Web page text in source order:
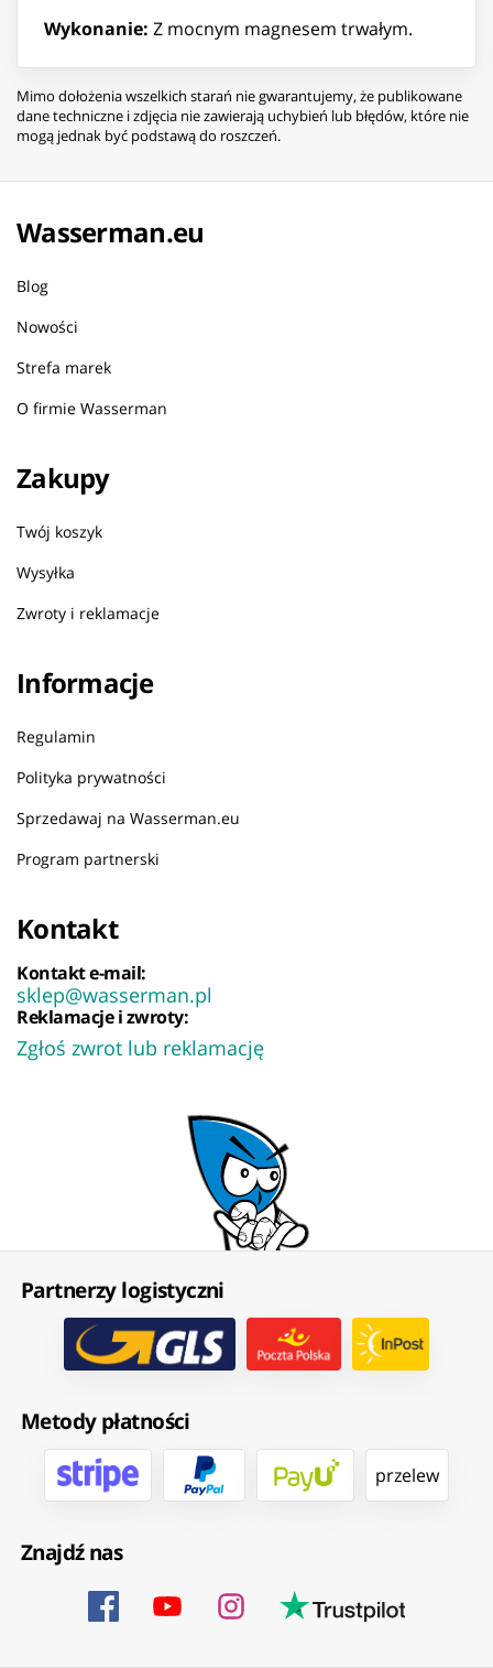
Wykonanie: Z mocnym magnesem trwałym.
Mimo dołożenia wszelkich starań nie gwarantujemy, że publikowane
dane techniczne i zdjęcia nie zawierają uchybień lub błędów, które nie
mogą jednak być podstawą do roszczeń.
Wasserman.eu
Blog
Nowości
Strefa marek
O firmie Wasserman
Zakupy
Twój koszyk
Wysyłka
Zwroty i reklamacje
Informacje
Regulamin
Polityka prywatności
Sprzedawaj na Wasserman.eu
Program partnerski
Kontakt
Kontakt e-mail:
sklep@wasserman.pl
Reklamacje i zwroty:
Zgłoś zwrot lub reklamację
Partnerzy logistyczni
Metody płatności
przelew
Znajdź nas